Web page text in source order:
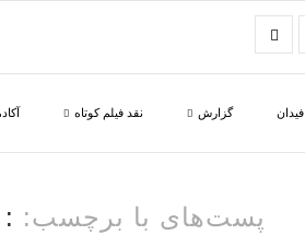
فیدان گزارش نقد فیلم کوتاه
پست‌های با برچسب: